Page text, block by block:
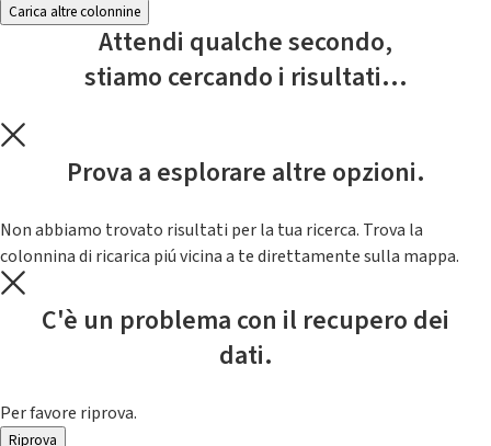
Carica altre colonnine
Attendi qualche secondo,
stiamo cercando i risultati...
Prova a esplorare altre opzioni.
Non abbiamo trovato risultati per la tua ricerca. Trova la
colonnina di ricarica piú vicina a te direttamente sulla mappa.
C'è un problema con il recupero dei
dati.
Per favore riprova.
Riprova